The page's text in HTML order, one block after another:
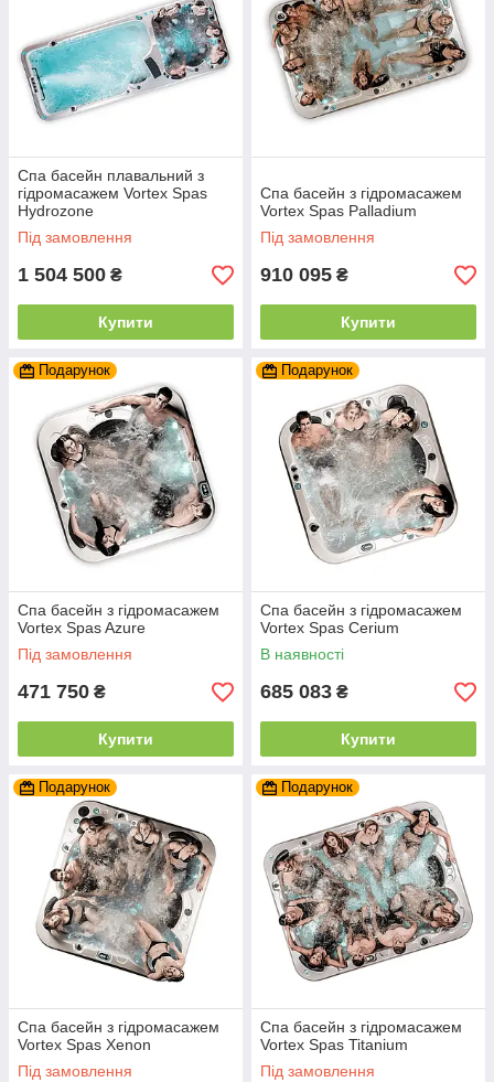
Спа басейн плавальний з
гідромасажем Vortex Spas
Hydrozone
Під замовлення
1 504 500 ₴
Купити
Спа басейн з гідромасажем
Vortex Spas Palladium
Під замовлення
910 095 ₴
Купити
Подарунок
Спа басейн з гідромасажем
Vortex Spas Azure
Під замовлення
471 750 ₴
Купити
Подарунок
Спа басейн з гідромасажем
Vortex Spas Cerium
В наявності
685 083 ₴
Купити
Подарунок
Спа басейн з гідромасажем
Vortex Spas Xenon
Під замовлення
Подарунок
Спа басейн з гідромасажем
Vortex Spas Titanium
Під замовлення